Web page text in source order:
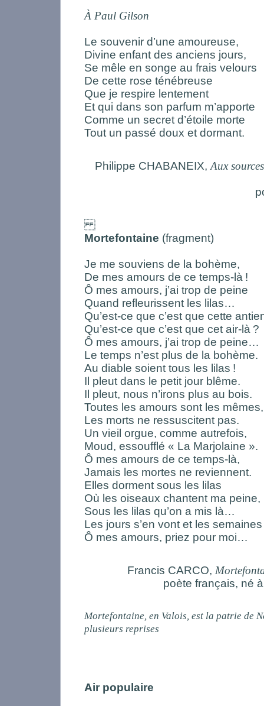
À Paul Gilson
Le souvenir d’une amoureuse,
Divine enfant des anciens jours,
Se mêle en songe au frais velours
De cette rose ténébreuse
Que je respire lentement
Et qui dans son parfum m’apporte
Comme un secret d’étoile morte
Tout un passé doux et dormant.
Philippe CHABANEIX, Aux
Mortefontaine (fragment)
Je me souviens de la bohème,
De mes amours de ce temps-là !
Ô mes amours, j’ai trop de peine
Quand refleurissent les lilas…
Qu’est-ce que c’est que cette
Qu’est-ce que c’est que cet air-là ?
Ô mes amours, j’ai trop de peine…
Le temps n’est plus de la bohème.
Au diable soient tous les lilas !
Il pleut dans le petit jour blême.
Il pleut, nous n’irons plus au bois.
Toutes les amours sont les mêmes,
Les morts ne ressuscitent pas.
Un vieil orgue, comme autrefois,
Moud, essoufflé « La Marjolaine ».
Ô mes amours de ce temps-là,
Jamais les mortes ne reviennent.
Elles dorment sous les lilas
Où les oiseaux chantent ma peine,
Sous les lilas qu’on a mis là…
Les jours s’en vont et les semaines
Ô mes amours, priez pour moi…
Francis CARCO,
poète français, né
Mortefontaine, en Valois, est la patrie de
plusieurs reprises
Air populaire